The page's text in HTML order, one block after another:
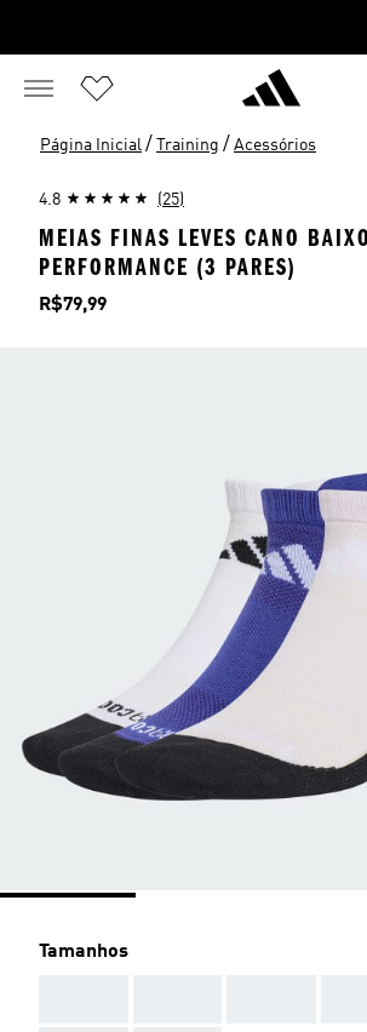
Página Inicial / Training / Acessórios
4.8 (25)
MEIAS FINAS LEVES CANO
PERFORMANCE (3 PARES)
Preço
R$79,99
Tamanhos